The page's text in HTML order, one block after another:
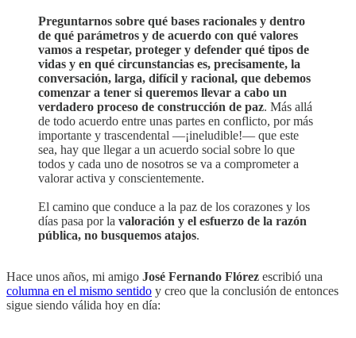
Preguntarnos sobre qué bases racionales y dentro
de qué parámetros y de acuerdo con qué valores
vamos a respetar, proteger y defender qué tipos de
vidas y en qué circunstancias es, precisamente, la
conversación, larga, difícil y racional, que debemos
comenzar a tener si queremos llevar a cabo un
verdadero proceso de construcción de paz. Más allá
de todo acuerdo entre unas partes en conflicto, por más
importante y trascendental —¡ineludible!— que este
sea, hay que llegar a un acuerdo social sobre lo que
todos y cada uno de nosotros se va a comprometer a
valorar activa y conscientemente.
El camino que conduce a la paz de los corazones y los
días pasa por la valoración y el esfuerzo de la razón
pública, no busquemos atajos.
Hace unos años, mi amigo José Fernando Flórez escribió una
columna en el mismo sentido y creo que la conclusión de entonces
sigue siendo válida hoy en día: